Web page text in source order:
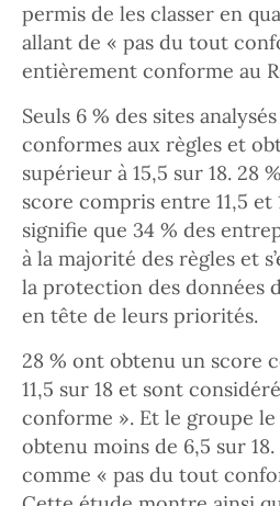
permis de les classer en
allant de « pas du tout
entièrement conforme au
Seuls 6 % des sites
conformes aux règles et
supérieur à 15,5 sur 18. 28
score compris entre 11,5 et
signifie que 34 % des
à la majorité des règles et
la protection des données
en tête de leurs priorités.
28 % ont obtenu un score
11,5 sur 18 et sont
conforme ». Et le groupe
obtenu moins de 6,5 sur
comme « pas du tout